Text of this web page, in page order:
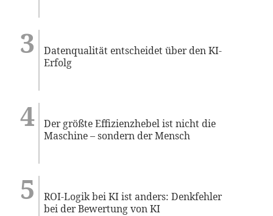
Datenqualität entscheidet über den KI-
Erfolg
Der größte Effizienzhebel ist nicht die
Maschine – sondern der Mensch
ROI-Logik bei KI ist anders: Denkfehler
bei der Bewertung von KI